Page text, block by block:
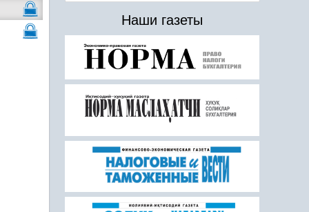
Наши газеты